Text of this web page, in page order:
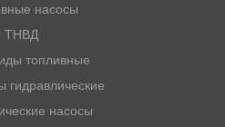
насосы
ТНВД
топливные
гидравлические
насосы